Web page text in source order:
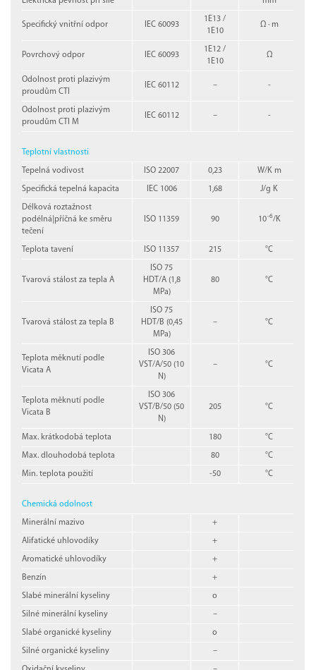
Specifický vnitřní odpor IEC 60093
1E13 /
1E10
Ω · m
Povrchový odpor IEC 60093
1E12 /
1E10
Ω
Odolnost proti plazivým
proudům CTI
IEC 60112 – -
Odolnost proti plazivým
proudům CTI M
IEC 60112 – -
Teplotní vlastnosti
Tepelná vodivost ISO 22007 0,23 W/K m
Specifická tepelná kapacita IEC 1006 1,68 J/g K
Délková roztažnost
podélná|příčná ke směru
tečení
ISO 11359 90 10-6/K
Teplota tavení ISO 11357 215 °C
Tvarová stálost za tepla A
ISO 75
HDT/A (1,8
MPa)
80 °C
Tvarová stálost za tepla B
ISO 75
HDT/B (0,45
MPa)
– °C
Teplota měknutí podle
Vicata A
ISO 306
VST/A/50 (10
N)
– °C
Teplota měknutí podle
Vicata B
ISO 306
VST/B/50 (50
N)
205 °C
Max. krátkodobá teplota 180 °C
Max. dlouhodobá teplota 80 °C
Min. teplota použití -50 °C
Chemická odolnost
Minerální mazivo +
Alifatické uhlovodíky +
Aromatické uhlovodíky +
Benzín +
Slabé minerální kyseliny o
Silné minerální kyseliny –
Slabé organické kyseliny o
Silné organické kyseliny –